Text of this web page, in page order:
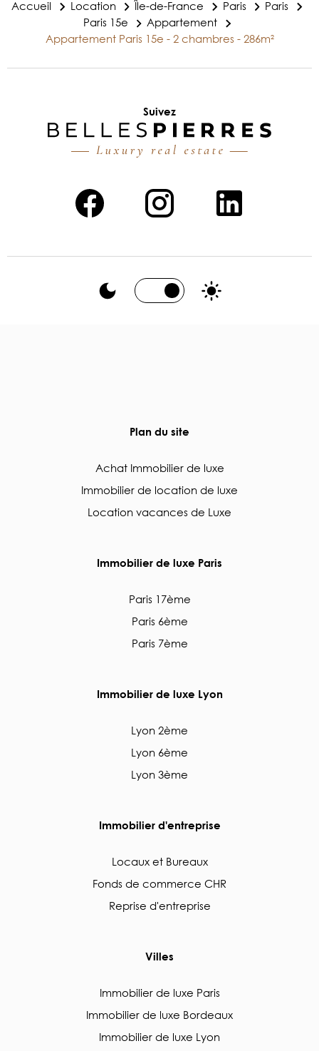
Accueil Location Île-de-France Paris
Paris
Paris 15e
Appartement
Appartement Paris 15e - 2 chambres - 286m²
Suivez
Plan du site
Achat Immobilier de luxe
Immobilier de location de luxe
Location vacances de Luxe
Immobilier de luxe Paris
Paris 17ème
Paris 6ème
Paris 7ème
Immobilier de luxe Lyon
Lyon 2ème
Lyon 6ème
Lyon 3ème
Immobilier d'entreprise
Locaux et Bureaux
Fonds de commerce CHR
Reprise d'entreprise
Villes
Immobilier de luxe Paris
Immobilier de luxe Bordeaux
Immobilier de luxe Lyon